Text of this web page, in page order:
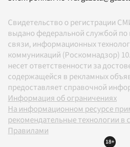
Свидетельство о регистрации
выдано федеральной службой по
связи, информационных
коммуникаций (Роскомнадзор)
несет ответственности за
содержащейся в рекламных
предоставляет справочной
Информация об ограничениях
На информационном ресурсе
рекомендательные технологии в
Правилами
18+